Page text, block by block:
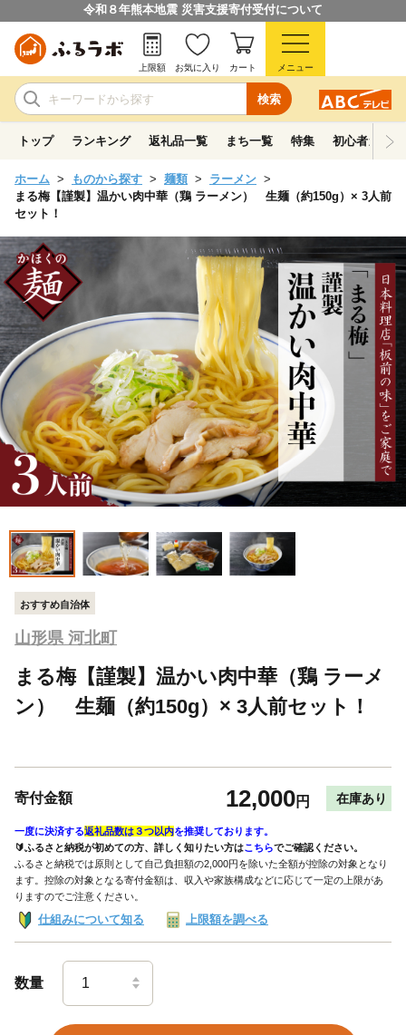
令和８年熊本地震 災害支援寄付受付について
検索
上限額 お気に入り カート メニュー
トップ ランキング 返礼品一覧 まち一覧 特集 初心者ガイド
ホーム ものから探す 麺類
ラーメン
まる梅【謹製】温かい肉中華（鶏 ラーメン） 生麺（約150g）× 3人前
セット！
おすすめ自治体
山形県 河北町
まる梅【謹製】温かい肉中華（鶏 ラーメ
ン） 生麺（約150g）× 3人前セット！
寄付金額 12,000円 在庫あり
一度に決済する返礼品数は３つ以内を推奨しております。
🔰ふるさと納税が初めての方、詳しく知りたい方はこちらでご確認ください。
ふるさと納税では原則として自己負担額の2,000円を除いた全額が控除の対象となり
ます。控除の対象となる寄付金額は、収入や家族構成などに応じて一定の上限があ
りますのでご注意ください。
仕組みについて知る 上限額を調べる
数量